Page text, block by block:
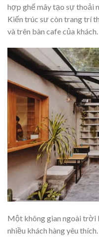
hợp ghế mây tạo sự thoải
Kiến trúc sư còn trang trí
và trên bàn cafe của khách.
Một không gian ngoài trời
nhiều khách hàng yêu